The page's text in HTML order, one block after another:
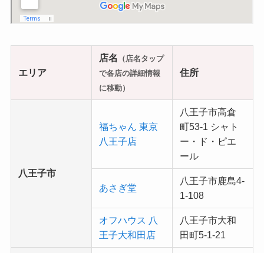
エリア
店名
（店名タップ
で各店の詳細情報
に移動）
住所
八王子市
福ちゃん 東京
八王子店
八王子市高倉
町53-1 シャト
ー・ド・ピエ
ール
あさぎ堂
八王子市鹿島4-
1-108
オフハウス 八
王子大和田店
八王子市大和
田町5-1-21